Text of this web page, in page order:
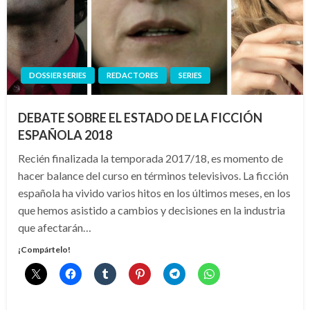
DOSSIER SERIES REDACTORES SERIES
DEBATE SOBRE EL ESTADO DE LA FICCIÓN
ESPAÑOLA 2018
Recién finalizada la temporada 2017/18, es momento de
hacer balance del curso en términos televisivos. La ficción
española ha vivido varios hitos en los últimos meses, en los
que hemos asistido a cambios y decisiones en la industria
que afectarán…
¡Compártelo!